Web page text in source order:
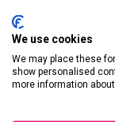
3 375 Ft
Készlet: 1-10
We use cookies
We may place these
show personalised
more information